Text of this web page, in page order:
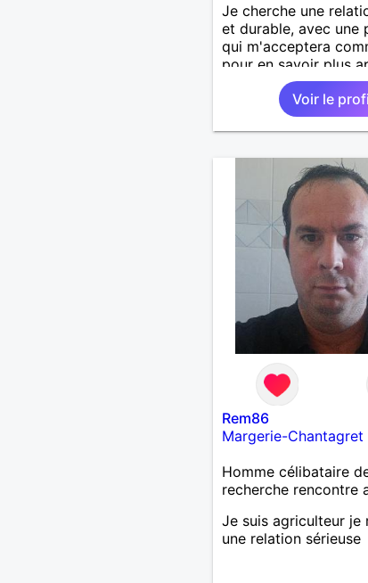
Je cherche une
et durable, avec une
qui m'acceptera
pour en savoir plus
nous connaître 🙂
Voir le
Rem86
Margerie-Chantagret
Homme célibataire
recherche rencontre
Je suis agriculteur je
une relation sérieuse